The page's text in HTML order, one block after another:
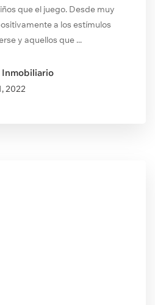
que el juego. Desde muy
a los estímulos
y aquellos que ...
2022